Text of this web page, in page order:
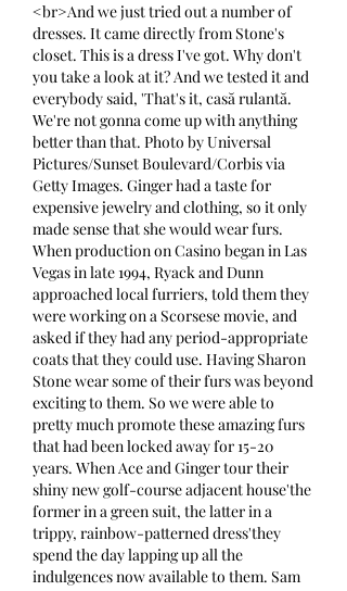
<br>And we just tried out a number of
dresses. It came directly from Stone's
closet. This is a dress I've got. Why don't
you take a look at it? And we tested it and
everybody said, 'That's it, casă rulantă.
We're not gonna come up with anything
better than that. Photo by Universal
Pictures/Sunset Boulevard/Corbis via
Getty Images. Ginger had a taste for
expensive jewelry and clothing, so it only
made sense that she would wear furs.
When production on Casino began in Las
Vegas in late 1994, Ryack and Dunn
approached local furriers, told them they
were working on a Scorsese movie, and
asked if they had any period-appropriate
coats that they could use. Having Sharon
Stone wear some of their furs was beyond
exciting to them. So we were able to
pretty much promote these amazing furs
that had been locked away for 15-20
years. When Ace and Ginger tour their
shiny new golf-course adjacent house'the
former in a green suit, the latter in a
trippy, rainbow-patterned dress'they
spend the day lapping up all the
indulgences now available to them. Sam